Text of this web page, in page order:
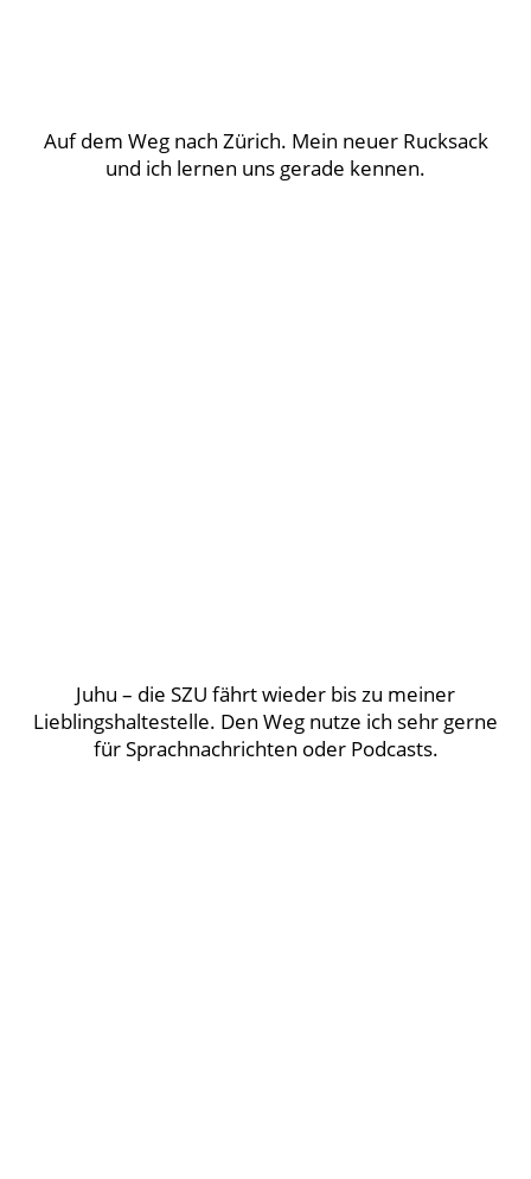
Auf dem Weg nach Zürich. Mein neuer Rucksack
und ich lernen uns gerade kennen.
Juhu – die SZU fährt wieder bis zu meiner
Lieblingshaltestelle. Den Weg nutze ich sehr gerne
für Sprachnachrichten oder Podcasts.